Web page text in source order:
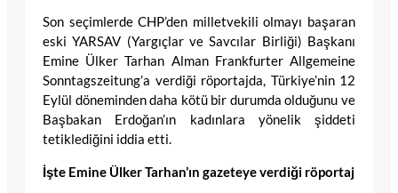
Son seçimlerde CHP’den milletvekili olmayı başaran
eski YARSAV (Yargıçlar ve Savcılar Birliği) Başkanı
Emine Ülker Tarhan Alman Frankfurter Allgemeine
Sonntagszeitung’a verdiği röportajda, Türkiye’nin 12
Eylül döneminden daha kötü bir durumda olduğunu ve
Başbakan Erdoğan’ın kadınlara yönelik şiddeti
tetiklediğini iddia etti.
İşte Emine Ülker Tarhan’ın gazeteye verdiği röportaj